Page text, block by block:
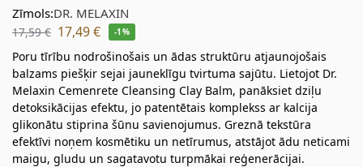
Zīmols:DR. MELAXIN
17,59€ 17,49€ -1%
Poru tīrību nodrošinošais un ādas struktūru atjaunojošais
balzams piešķir sejai jauneklīgu tvirtuma sajūtu. Lietojot Dr.
Melaxin Cemenrete Cleansing Clay Balm, panāksiet dziļu
detoksikācijas efektu, jo patentētais komplekss ar kalcija
glikonātu stiprina šūnu savienojumus. Greznā tekstūra
efektīvi noņem kosmētiku un netīrumus, atstājot ādu neticami
maigu, gludu un sagatavotu turpmākai reģenerācijai.